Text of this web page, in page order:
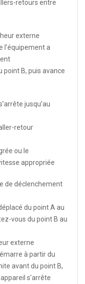
retours entre
externe
l’équipement a
B, puis avance
jusqu’au
retour
ou le
appropriée
de déclenchement
du point A au
vous du point B au
externe
à partir du
avant du point B,
s’arrête